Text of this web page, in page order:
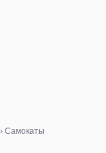
› Самокаты